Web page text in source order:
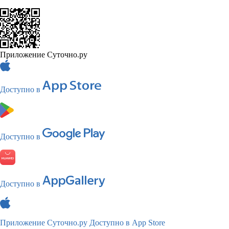
Приложение Суточно.ру
Доступно в
Доступно в
Доступно в
Приложение Суточно.ру Доступно в App Store